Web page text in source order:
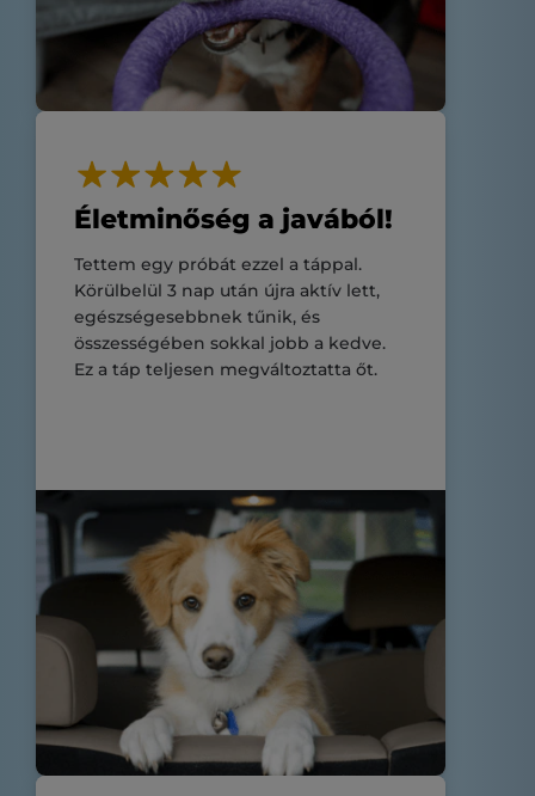
Életminőség a javából!
Tettem egy próbát ezzel a táppal.
Körülbelül 3 nap után újra aktív lett,
egészségesebbnek tűnik, és
összességében sokkal jobb a kedve.
Ez a táp teljesen megváltoztatta őt.